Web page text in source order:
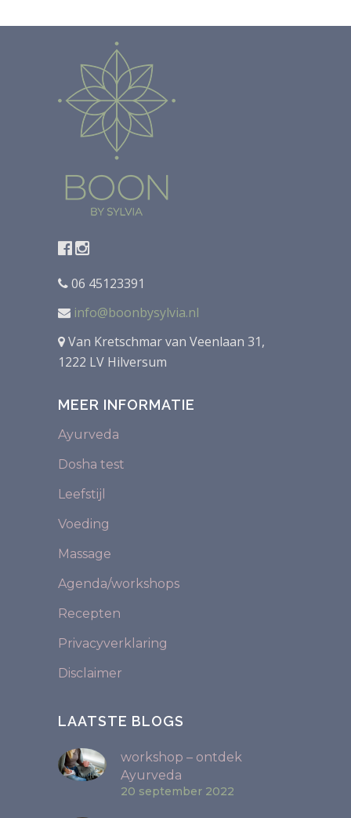
06 45123391
info@boonbysylvia.nl
Van Kretschmar van Veenlaan 31,
1222 LV Hilversum
MEER INFORMATIE
Ayurveda
Dosha test
Leefstijl
Voeding
Massage
Agenda/workshops
Recepten
Privacyverklaring
Disclaimer
LAATSTE BLOGS
workshop – ontdek
Ayurveda
20 september 2022